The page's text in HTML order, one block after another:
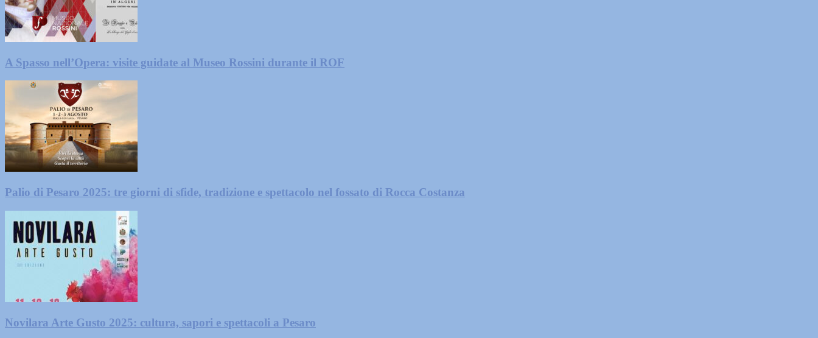
A Spasso nell’Opera: visite guidate al Museo Rossini durante il ROF
Palio di Pesaro 2025: tre giorni di sfide, tradizione e spettacolo nel fossato di Rocca Costanza
Novilara Arte Gusto 2025: cultura, sapori e spettacoli a Pesaro